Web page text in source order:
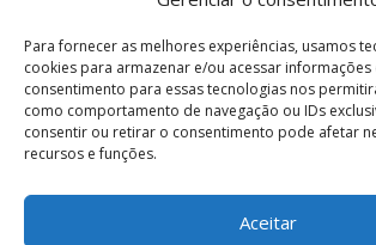
Para fornecer as melhores experiências, usamos
cookies para armazenar e/ou acessar
consentimento para essas tecnologias nos
como comportamento de navegação ou IDs
consentir ou retirar o consentimento pode afetar
recursos e funções.
Aceitar